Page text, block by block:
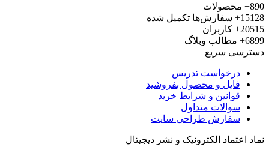
محصولات
سفارش‌ها تکمیل شده
کاربران
مطالب وبلاگ
سریع
درخواست تدریس
فایل و محصول بفروشید
قوانین و شرایط خرید
سوالات متداول
سفارش طراحی سایت
اعتماد الکترونیک و نشر دیجیتال